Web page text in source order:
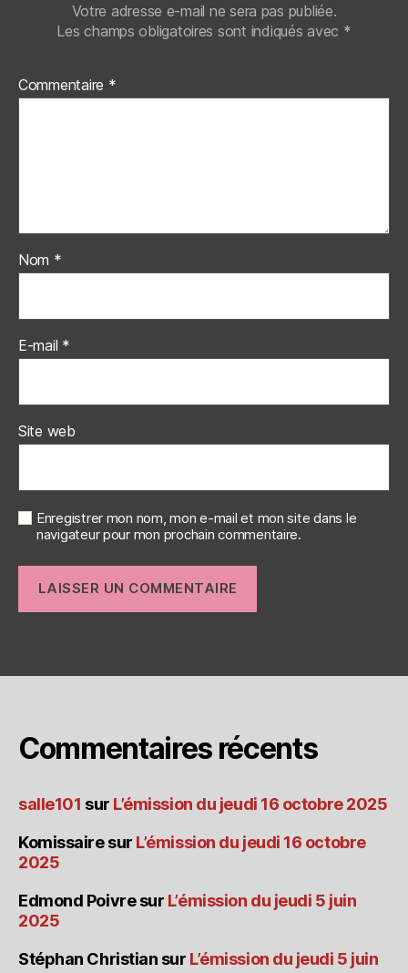
Votre adresse e-mail ne sera pas publiée.
Les champs obligatoires sont indiqués avec *
Commentaire *
Nom *
E-mail *
Site web
Enregistrer mon nom, mon e-mail et mon site dans le
navigateur pour mon prochain commentaire.
Commentaires récents
salle101 sur L’émission du jeudi 16 octobre 2025
Komissairesur L’émission du jeudi 16 octobre
2025
Edmond Poivresur L’émission du jeudi 5 juin
2025
Stéphan Christian sur L’émission du jeudi 5 juin